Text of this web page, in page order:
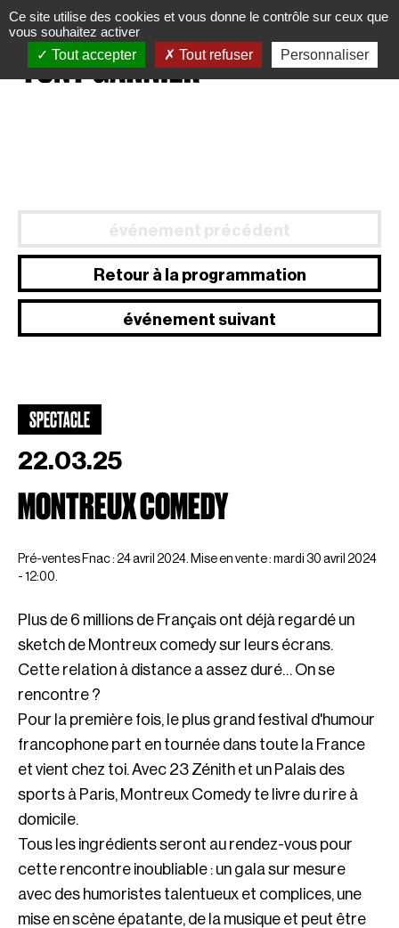
événement précédent
Retour à la programmation
événement suivant
SPECTACLE
22.03.25
MONTREUX COMEDY
Pré-ventes Fnac : 24 avril 2024. Mise en vente : mardi 30 avril 2024
- 12:00.
Plus de 6 millions de Français ont déjà regardé un
sketch de Montreux comedy sur leurs écrans.
Cette relation à distance a assez duré… On se
rencontre ?
Pour la première fois, le plus grand festival d'humour
francophone part en tournée dans toute la France
et vient chez toi. Avec 23 Zénith et un Palais des
sports à Paris, Montreux Comedy te livre du rire à
domicile.
Tous les ingrédients seront au rendez-vous pour
cette rencontre inoubliable : un gala sur mesure
avec des humoristes talentueux et complices, une
mise en scène épatante, de la musique et peut être
Panneau de gestion des cookies
Ce site utilise des cookies et vous donne le contrôle sur ceux que
vous souhaitez activer
Tout accepter
Tout refuser Personnaliser